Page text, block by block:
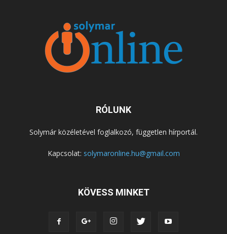
RÓLUNK
Solymár közéletével foglalkozó, független hírportál.
Kapcsolat: solymaronline.hu@gmail.com
KÖVESS MINKET